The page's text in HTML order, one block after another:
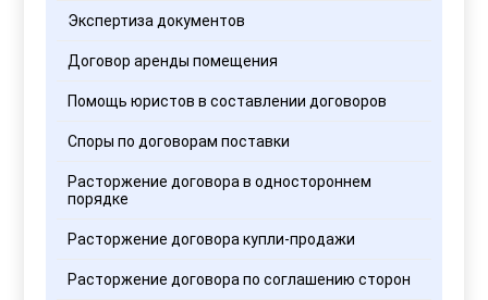
Экспертиза документов
Договор аренды помещения
Помощь юристов в составлении договоров
Споры по договорам поставки
Расторжение договора в одностороннем
порядке
Расторжение договора купли-продажи
Расторжение договора по соглашению сторон